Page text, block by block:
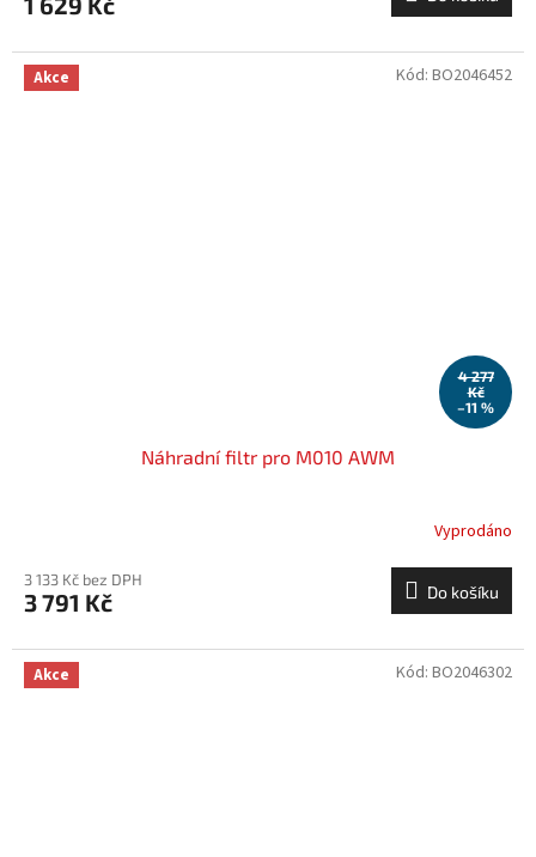
Akce
4 277
Kč
–11 %
Náhradní filtr pro M010 AWM
Vyprodáno
3 133 Kč bez DPH
3 791 Kč Do košíku
Kód: BO2046452
Akce Kód: BO2046302